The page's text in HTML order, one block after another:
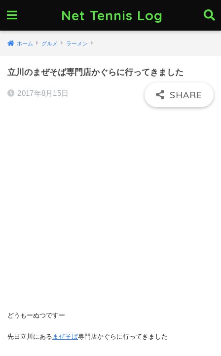
Net Tennis Log
ホーム グルメ ラーメン
立川のまぜそば専門店かぐらに行ってきました
2017年8月15日
どうもーぬつですー
先日立川にある まぜそば専門店かぐらに行ってきました